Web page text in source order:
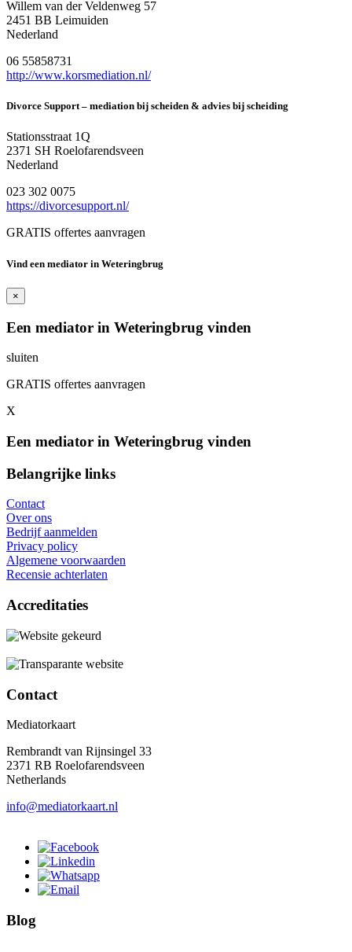
Willem van der Veldenweg 57
2451 BB Leimuiden
Nederland
06 55858731
http://www.korsmediation.nl/
Divorce Support – mediation bij scheiden & advies bij scheiding
Stationsstraat 1Q
2371 SH Roelofarendsveen
Nederland
023 302 0075
https://divorcesupport.nl/
GRATIS offertes aanvragen
Vind een mediator in Weteringbrug
×
Een mediator in Weteringbrug vinden
sluiten
GRATIS offertes aanvragen
X
Een mediator in Weteringbrug vinden
Belangrijke links
Contact
Over ons
Bedrijf aanmelden
Privacy policy
Algemene voorwaarden
Recensie achterlaten
Accreditaties
Contact
Mediatorkaart
Rembrandt van Rijnsingel 33
2371 RB Roelofarendsveen
Netherlands
info@mediatorkaart.nl
Blog